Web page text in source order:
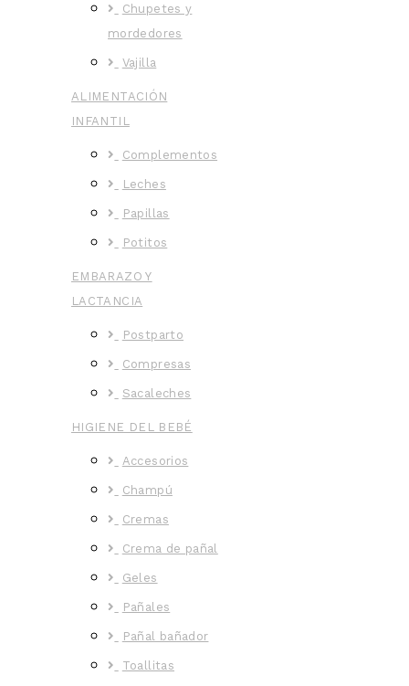
Chupetes y
mordedores
Vajilla
ALIMENTACIÓN
INFANTIL
Complementos
Leches
Papillas
Potitos
EMBARAZO Y
LACTANCIA
Postparto
Compresas
Sacaleches
HIGIENE DEL BEBÉ
Accesorios
Champú
Cremas
Crema de pañal
Geles
Pañales
Pañal bañador
Toallitas